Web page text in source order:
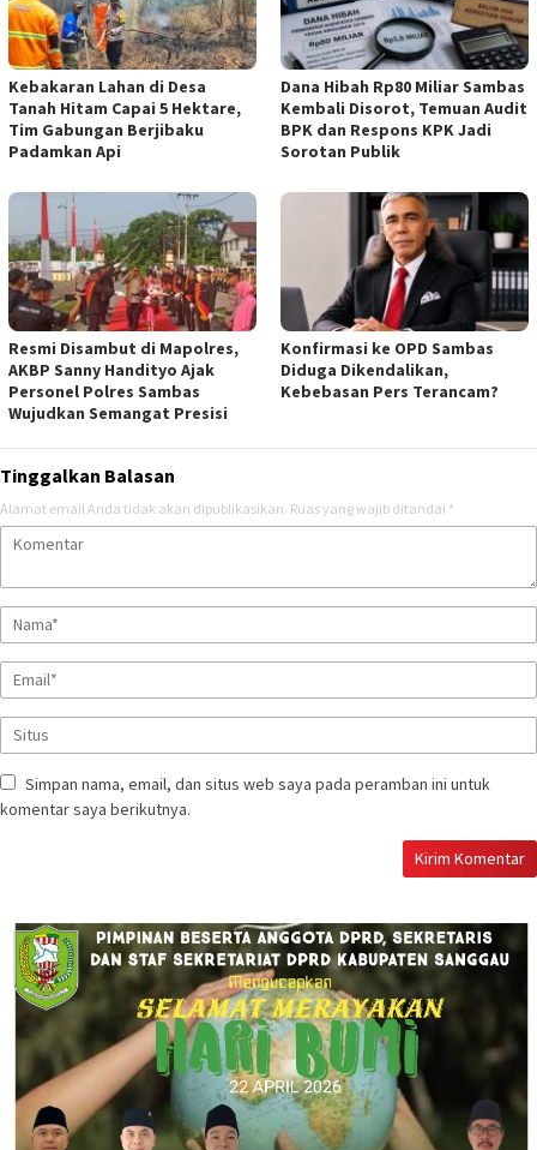
Kebakaran Lahan di Desa
Tanah Hitam Capai 5 Hektare,
Tim Gabungan Berjibaku
Padamkan Api
Dana Hibah Rp80 Miliar Sambas
Kembali Disorot, Temuan Audit
BPK dan Respons KPK Jadi
Sorotan Publik
Resmi Disambut di Mapolres,
AKBP Sanny Handityo Ajak
Personel Polres Sambas
Wujudkan Semangat Presisi
Konfirmasi ke OPD Sambas
Diduga Dikendalikan,
Kebebasan Pers Terancam?
Tinggalkan Balasan
Alamat email Anda tidak akan dipublikasikan. Ruas yang wajib ditandai *
Simpan nama, email, dan situs web saya pada peramban ini untuk
komentar saya berikutnya.